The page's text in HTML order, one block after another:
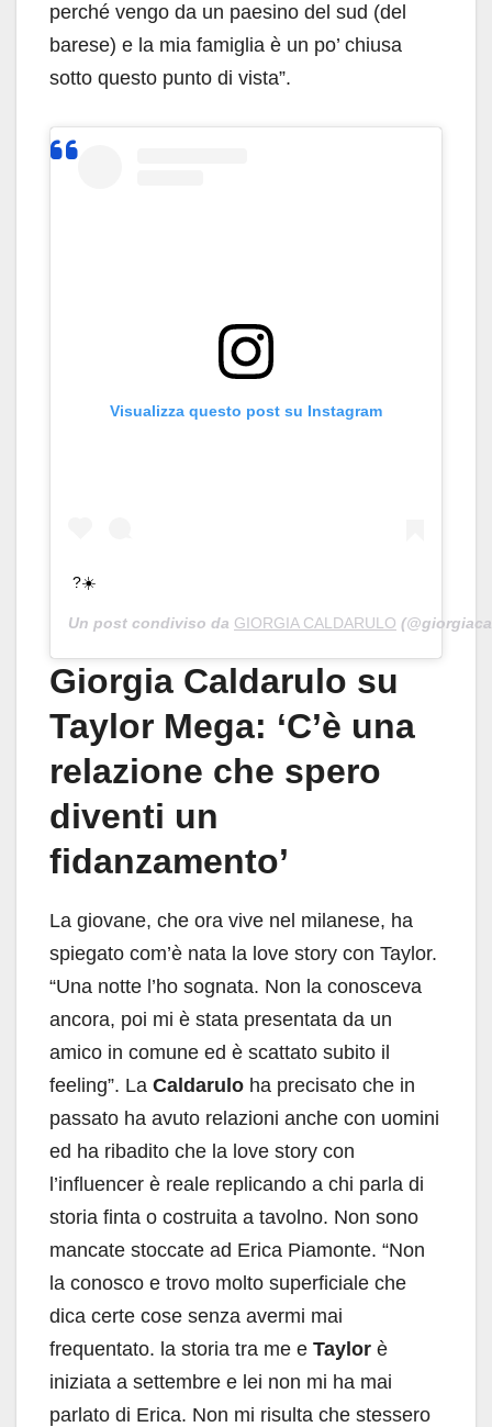
perché vengo da un paesino del sud (del
barese) e la mia famiglia è un po’ chiusa
sotto questo punto di vista”.
Visualizza questo post su Instagram
?☀️
Un post condiviso da GIORGIA CALDARULO
Giorgia Caldarulo su
Taylor Mega: ‘C’è una
relazione che spero
diventi un
fidanzamento’
La giovane, che ora vive nel milanese, ha
spiegato com’è nata la love story con Taylor.
“Una notte l’ho sognata. Non la conosceva
ancora, poi mi è stata presentata da un
amico in comune ed è scattato subito il
feeling”. La Caldarulo ha precisato che in
passato ha avuto relazioni anche con uomini
ed ha ribadito che la love story con
l’influencer è reale replicando a chi parla di
storia finta o costruita a tavolno. Non sono
mancate stoccate ad Erica Piamonte. “Non
la conosco e trovo molto superficiale che
dica certe cose senza avermi mai
frequentato. la storia tra me e Taylor è
iniziata a settembre e lei non mi ha mai
parlato di Erica. Non mi risulta che stessero